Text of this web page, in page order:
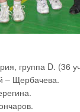
группа D. (36
– Щербачева.